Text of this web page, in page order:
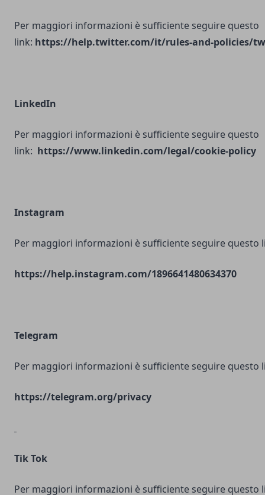
Per maggiori informazioni è sufficiente seguire questo
link: https://help.twitter.com/it/rules-and-policies/
LinkedIn
Per maggiori informazioni è sufficiente seguire questo
link: https://www.linkedin.com/legal/cookie-policy
Instagram
Per maggiori informazioni è sufficiente seguire questo
https://help.instagram.com/1896641480634370
Telegram
Per maggiori informazioni è sufficiente seguire questo
https://telegram.org/privacy
Tik Tok
Per maggiori informazioni è sufficiente seguire questo